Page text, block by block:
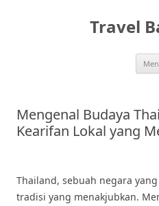
Travel
Mengenal Budaya
Kearifan Lokal yang
Thailand, sebuah negara
tradisi yang menakjubkan.